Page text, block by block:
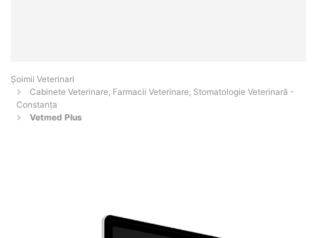
Șoimii Veterinari
Cabinete Veterinare, Farmacii Veterinare, Stomatologie Veterinară -
Constanţa
Vetmed Plus